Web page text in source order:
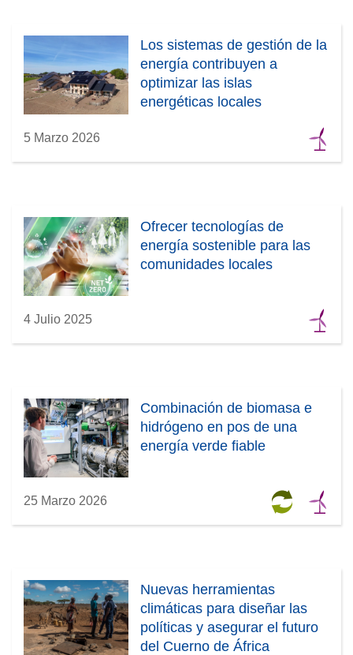
Los sistemas de gestión de la
energía contribuyen a
optimizar las islas
energéticas locales
5 Marzo 2026
Ofrecer tecnologías de
energía sostenible para las
comunidades locales
4 Julio 2025
Combinación de biomasa e
hidrógeno en pos de una
energía verde fiable
25 Marzo 2026
Nuevas herramientas
climáticas para diseñar las
políticas y asegurar el futuro
del Cuerno de África